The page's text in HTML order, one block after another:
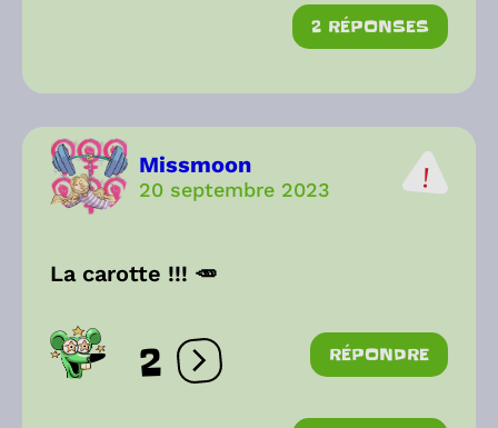
2 RÉPONSES
Missmoon
20 septembre 2023
La carotte !!! 🥕
2 Ouvrir les réactions
RÉPONDRE